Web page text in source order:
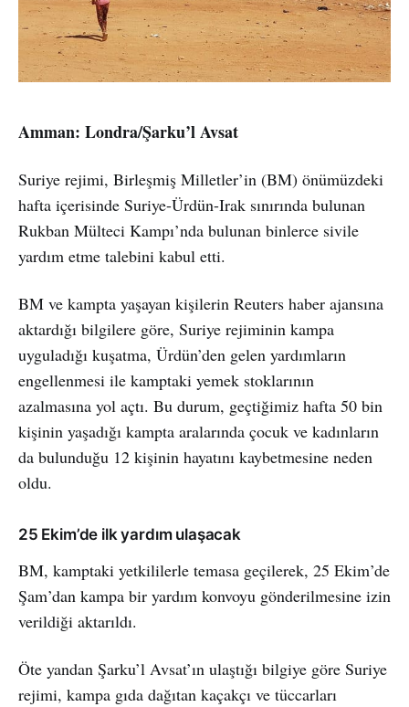
Amman: Londra/Şarku’l Avsat
Suriye rejimi, Birleşmiş Milletler’in (BM) önümüzdeki
hafta içerisinde Suriye-Ürdün-Irak sınırında bulunan
Rukban Mülteci Kampı’nda bulunan binlerce sivile
yardım etme talebini kabul etti.
BM ve kampta yaşayan kişilerin Reuters haber ajansına
aktardığı bilgilere göre, Suriye rejiminin kampa
uyguladığı kuşatma, Ürdün’den gelen yardımların
engellenmesi ile kamptaki yemek stoklarının
azalmasına yol açtı. Bu durum, geçtiğimiz hafta 50 bin
kişinin yaşadığı kampta aralarında çocuk ve kadınların
da bulunduğu 12 kişinin hayatını kaybetmesine neden
oldu.
25 Ekim’de ilk yardım ulaşacak
BM, kamptaki yetkililerle temasa geçilerek, 25 Ekim’de
Şam’dan kampa bir yardım konvoyu gönderilmesine izin
verildiği aktarıldı.
Öte yandan Şarku’l Avsat’ın ulaştığı bilgiye göre Suriye
rejimi, kampa gıda dağıtan kaçakçı ve tüccarları